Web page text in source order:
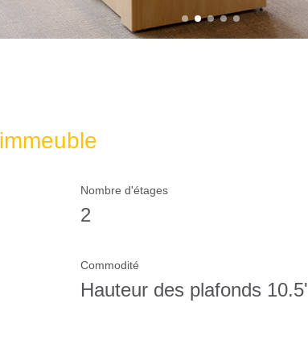
Nombre d'étages
2
Commodité
Hauteur des plafonds 10.5'